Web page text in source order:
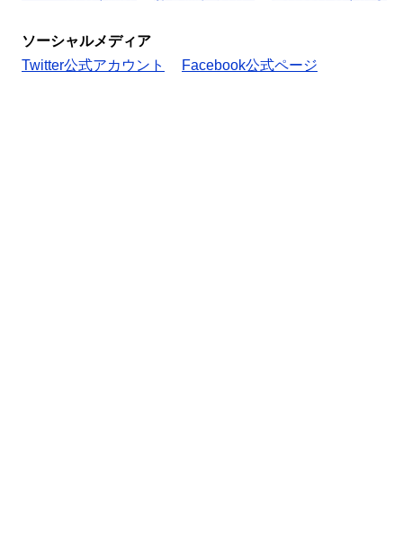
ソーシャルメディア
Twitter公式アカウント
Facebook公式ページ